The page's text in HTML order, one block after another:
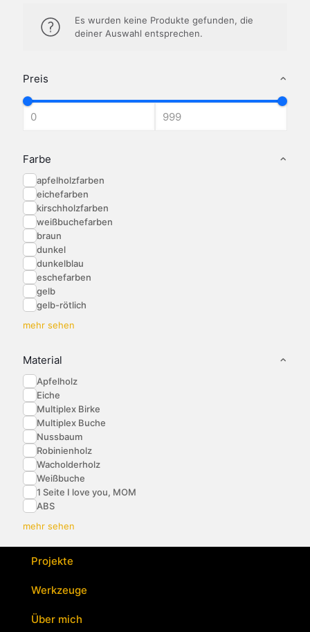
Preis
Farbe
apfelholzfarben
eichefarben
kirschholzfarben
weißbuchefarben
braun
dunkel
dunkelblau
eschefarben
gelb
gelb-rötlich
mehr sehen
Material
Apfelholz
Eiche
Multiplex Birke
Multiplex Buche
Nussbaum
Robinienholz
Wacholderholz
Weißbuche
1 Seite I love you, MOM
ABS
mehr sehen
Es wurden keine Produkte gefunden, die
deiner Auswahl entsprechen.
Projekte
Werkzeuge
Über mich